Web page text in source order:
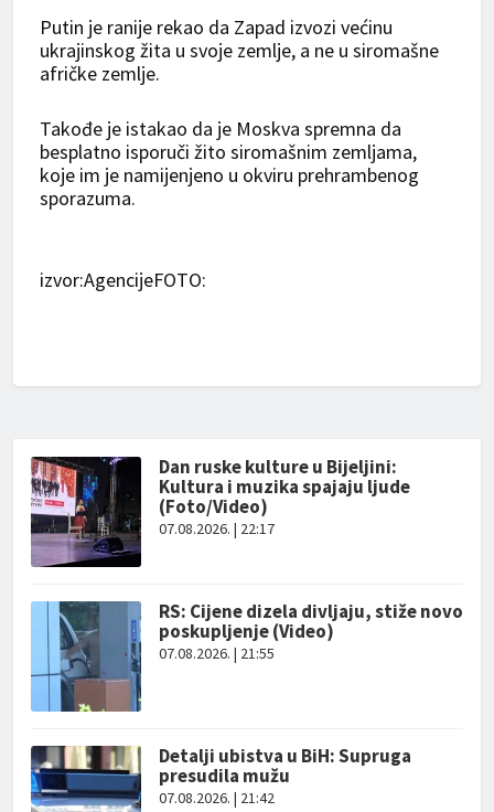
Putin je ranije rekao da Zapad izvozi većinu
ukrajinskog žita u svoje zemlje, a ne u siromašne
afričke zemlje.
Takođe je istakao da je Moskva spremna da
besplatno isporuči žito siromašnim zemljama,
koje im je namijenjeno u okviru prehrambenog
sporazuma.
izvor:AgencijeFOTO:
Dan ruske kulture u Bijeljini:
Kultura i muzika spajaju ljude
(Foto/Video)
07.08.2026. | 22:17
RS: Cijene dizela divljaju, stiže novo
poskupljenje (Video)
07.08.2026. | 21:55
Detalji ubistva u BiH: Supruga
presudila mužu
07.08.2026. | 21:42